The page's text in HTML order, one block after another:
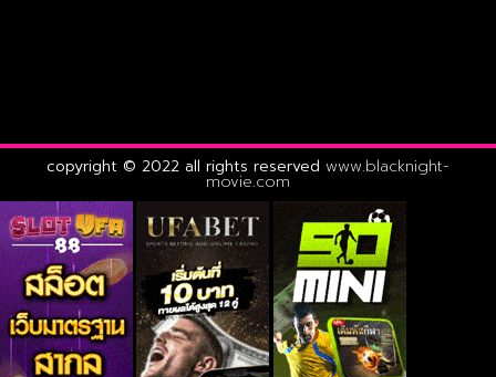
copyright © 2022 all rights reserved www.blacknight-
movie.com